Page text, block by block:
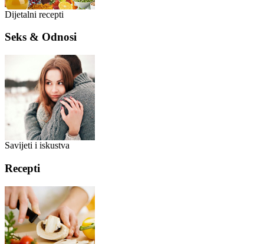
Dijetalni recepti
Seks & Odnosi
Savijeti i iskustva
Recepti